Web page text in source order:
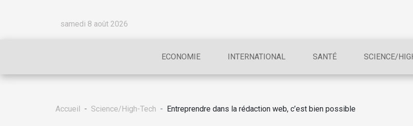
samedi 8 août 2026
ECONOMIE INTERNATIONAL SANTÉ SCIENCE/
Accueil Science/High-Tech Entreprendre dans la rédaction web, c’est bien possible